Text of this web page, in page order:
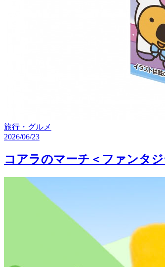
旅行・グルメ
2026/06/23
コアラのマーチ＜ファンタ